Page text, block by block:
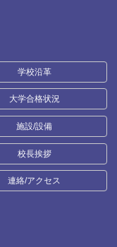
学校沿革
大学合格状況
施設/設備
校長挨拶
連絡/アクセス